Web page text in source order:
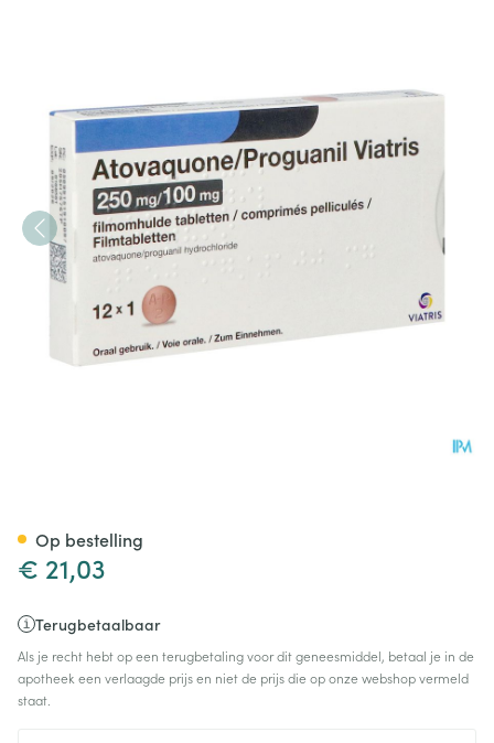
€ 21,03
Terugbetaalbaar
Als je recht hebt op een terugbetaling voor dit geneesmiddel, betaal je in de
apotheek een verlaagde prijs en niet de prijs die op onze webshop vermeld
staat.
Op bestelling